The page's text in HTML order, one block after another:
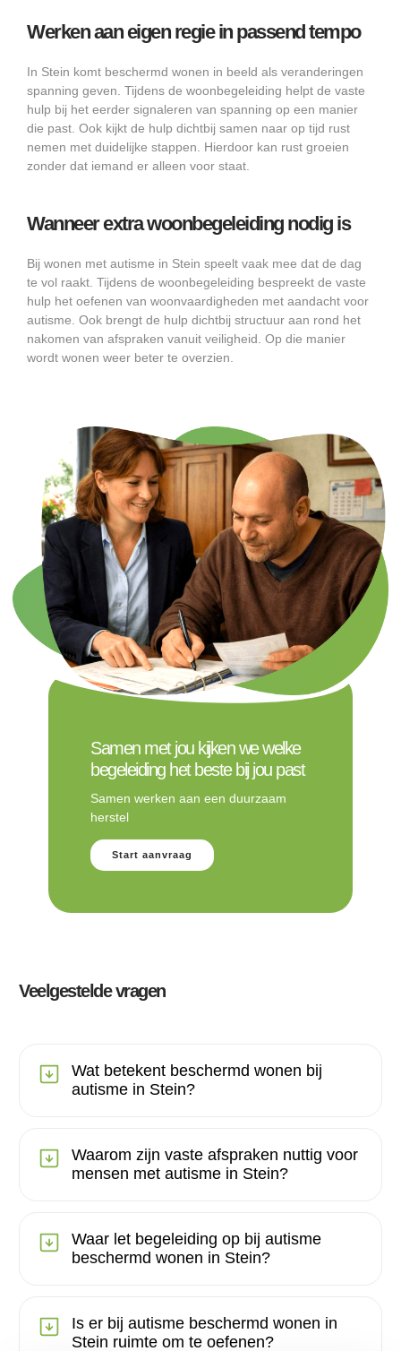
Werken aan eigen regie in passend tempo
In Stein komt beschermd wonen in beeld als veranderingen
spanning geven. Tijdens de woonbegeleiding helpt de vaste
hulp bij het eerder signaleren van spanning op een manier
die past. Ook kijkt de hulp dichtbij samen naar op tijd rust
nemen met duidelijke stappen. Hierdoor kan rust groeien
zonder dat iemand er alleen voor staat.
Wanneer extra woonbegeleiding nodig is
Bij wonen met autisme in Stein speelt vaak mee dat de dag
te vol raakt. Tijdens de woonbegeleiding bespreekt de vaste
hulp het oefenen van woonvaardigheden met aandacht voor
autisme. Ook brengt de hulp dichtbij structuur aan rond het
nakomen van afspraken vanuit veiligheid. Op die manier
wordt wonen weer beter te overzien.
Samen met jou kijken we welke
begeleiding het beste bij jou past
Samen werken aan een duurzaam
herstel
Start aanvraag
Veelgestelde vragen
Wat betekent beschermd wonen bij
autisme in Stein?
Waarom zijn vaste afspraken nuttig voor
mensen met autisme in Stein?
Waar let begeleiding op bij autisme
beschermd wonen in Stein?
Is er bij autisme beschermd wonen in
Stein ruimte om te oefenen?